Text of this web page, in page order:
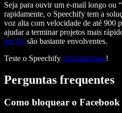
Seja para ouvir um e-mail longo ou
rapidamente, o Speechify tem a
voz alta com velocidade de até 900
ajudar a terminar projetos mais
por IA são bastante envolventes.
Teste o Speechify gratuitamente!
Perguntas frequentes
Como bloquear o